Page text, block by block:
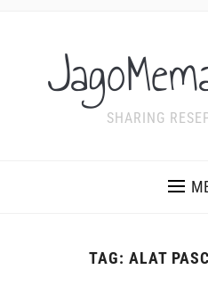
SHARING
TAG: ALAT